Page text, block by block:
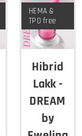
Hibrid
Lakk -
DREAM
by
HEMA &
TPO free